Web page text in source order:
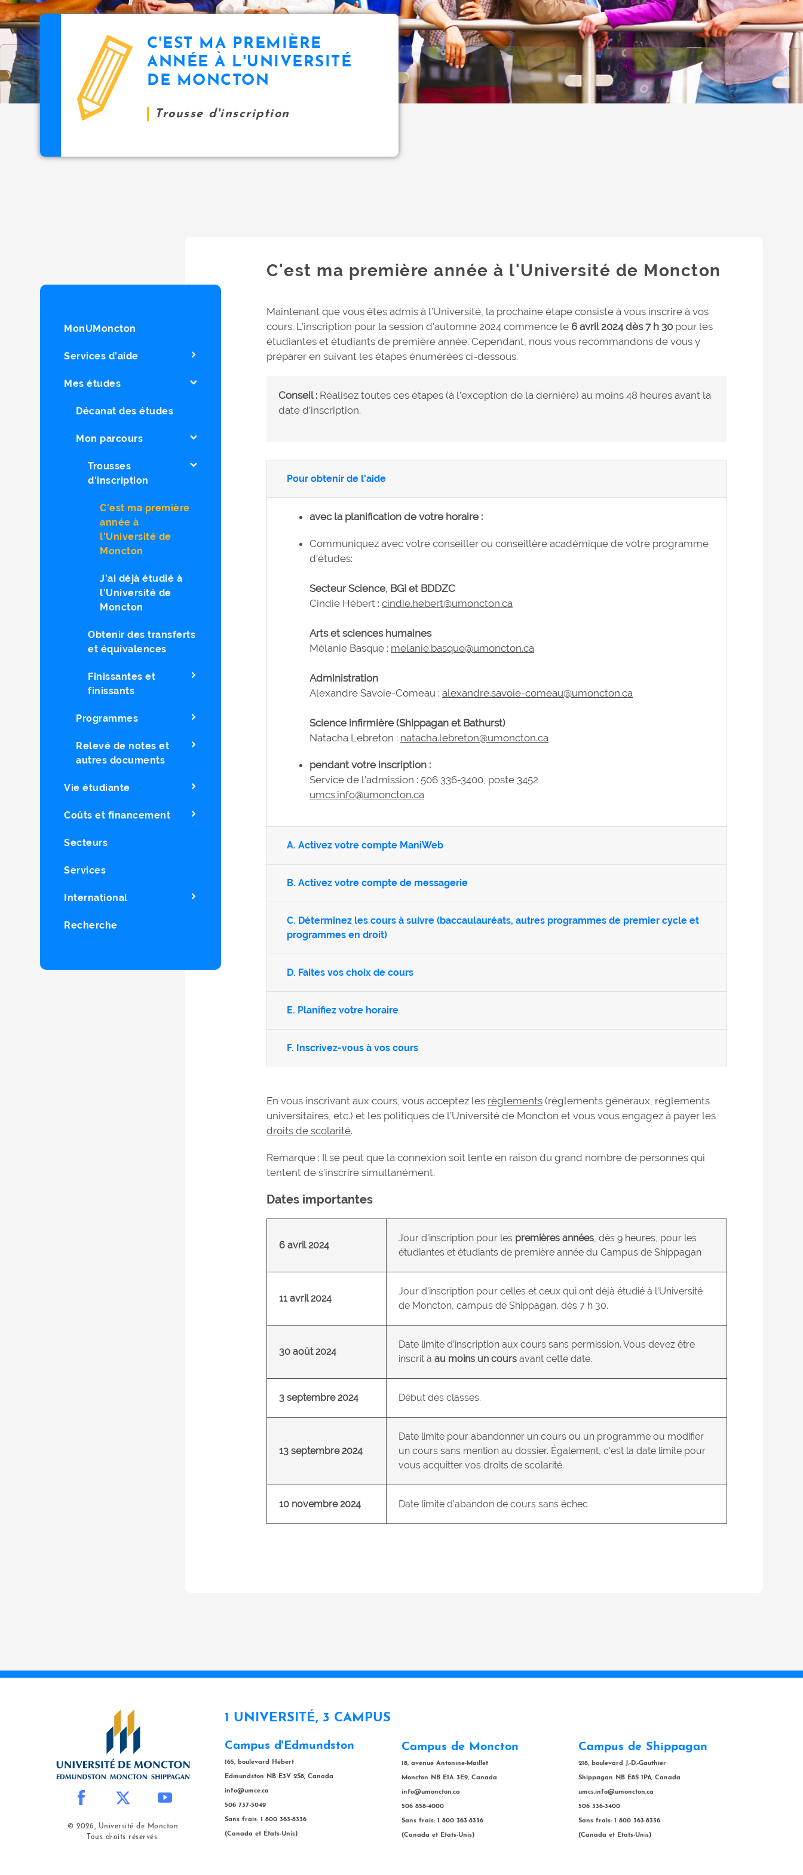
i
p
u
C'EST MA PREMIÈRE
ANNÉE À L'UNIVERSITÉ
DE MONCTON
Trousse d'inscription
MonUMoncton
Services d’aide
Mes études
Décanat des études
Mon parcours
Trousses
d'inscription
C'est ma première
année à
l'Université de
Moncton
J’ai déjà étudié à
l’Université de
Moncton
Obtenir des transferts
et équivalences
Finissantes et
finissants
Programmes
Relevé de notes et
autres documents
Vie étudiante
Coûts et financement
Secteurs
Services
International
Recherche
C'est ma première année à l'Université de Moncton
Maintenant que vous êtes admis à l’Université, la prochaine étape consiste à vous inscrire à vos
cours. L’inscription pour la session d'automne 2024 commence le 6 avril 2024 dès 7 h 30 pour les
étudiantes et étudiants de première année. Cependant, nous vous recommandons de vous y
préparer en suivant les étapes énumérées ci-dessous.
Conseil : Réalisez toutes ces étapes (à l’exception de la dernière) au moins 48 heures avant la
date d’inscription.
Pour obtenir de l'aide
avec la planification de votre horaire :
Communiquez avec votre conseiller ou conseillère académique de votre programme
d'études:
Secteur Science, BGI et BDDZC
Cindie Hébert :cindie.hebert@umoncton.ca
Arts et sciences humaines
Mélanie Basque : melanie.basque@umoncton.ca
Administration
Alexandre Savoie-Comeau :alexandre.savoie-comeau@umoncton.ca
Science infirmière (Shippagan et Bathurst)
Natacha Lebreton : natacha.lebreton@umoncton.ca
pendant votre inscription :
Service de l’admission : 506 336-3400, poste 3452
umcs.info@umoncton.ca
A. Activez votre compte ManiWeb
B. Activez votre compte de messagerie
C. Déterminez les cours à suivre (baccaulauréats, autres programmes de premier cycle et
programmes en droit)
D. Faites vos choix de cours
E. Planifiez votre horaire
F. Inscrivez-vous à vos cours
En vous inscrivant aux cours, vous acceptez les règlements (règlements généraux, règlements
universitaires, etc.) et les politiques de l’Université de Moncton et vous vous engagez à payer les
droits de scolarité.
Remarque : Il se peut que la connexion soit lente en raison du grand nombre de personnes qui
tentent de s’inscrire simultanément.
Dates importantes
6 avril 2024
Jour d'inscription pour les premières années , dès 9 heures, pour les
étudiantes et étudiants de première année du Campus de Shippagan
11 avril 2024
Jour d'inscription pour celles et ceux qui ont déjà étudié à l'Université
de Moncton, campus de Shippagan, dès 7 h 30.
30 août 2024
Date limite d’inscription aux cours sans permission. Vous devez être
inscrit àau moins un cours avant cette date.
3 septembre 2024 Début des classes.
13 septembre 2024
Date limite pour abandonner un cours ou un programme ou modifier
un cours sans mention au dossier. Également, c'est la date limite pour
vous acquitter vos droits de scolarité.
10 novembre 2024 Date limite d’abandon de cours sans échec
© 2026, Université de Moncton
Tous droits réservés.
1 UNIVERSITÉ, 3 CAMPUS
Campus d'Edmundston
165, boulevard Hébert
Edmundston NB E3V 2S8, Canada
info@umce.ca
506 737-5049
Sans frais: 1 800 363-8336
(Canada et États-Unis)
Campus de Moncton
18, avenue Antonine-Maillet
Moncton NB E1A 3E9, Canada
info@umoncton.ca
506 858-4000
Sans frais: 1 800 363-8336
(Canada et États-Unis)
Campus de Shippagan
218, boulevard J.-D.-Gauthier
Shippagan NB E8S 1P6, Canada
umcs.info@umoncton.ca
506 336-3400
Sans frais: 1 800 363-8336
(Canada et États-Unis)